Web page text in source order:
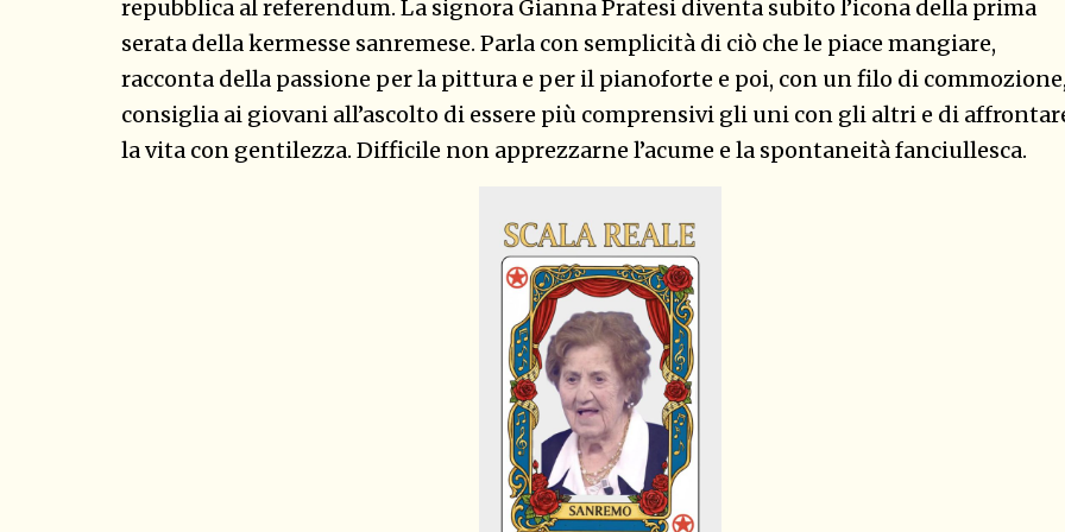
repubblica al referendum. La signora Gianna Pratesi diventa subito l’icona della prima
serata della kermesse sanremese. Parla con semplicità di ciò che le piace mangiare,
racconta della passione per la pittura e per il pianoforte e poi, con un filo di
consiglia ai giovani all’ascolto di essere più comprensivi gli uni con gli altri e di
la vita con gentilezza. Difficile non apprezzarne l’acume e la spontaneità fanciullesca.